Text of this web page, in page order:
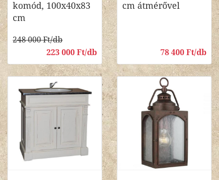
komód, 100x40x83
cm
248 000 Ft/db
223 000 Ft/db
cm átmérővel
78 400 Ft/db